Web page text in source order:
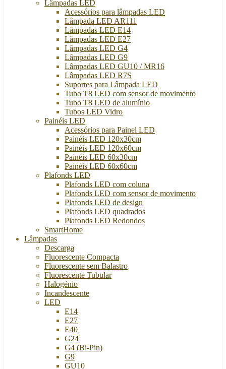
Lâmpadas LED
Acessórios para lâmpadas LED
Lâmpada LED AR111
Lâmpadas LED E14
Lâmpadas LED E27
Lâmpadas LED G4
Lâmpadas LED G9
Lâmpadas LED GU10 / MR16
Lâmpadas LED R7S
Suportes para Lâmpada LED
Tubo T8 LED com sensor de movimento
Tubo T8 LED de alumínio
Tubos LED Vidro
Painéis LED
Acessórios para Painel LED
Painéis LED 120x30cm
Painéis LED 120x60cm
Painéis LED 60x30cm
Painéis LED 60x60cm
Plafonds LED
Plafonds LED com coluna
Plafonds LED com sensor de movimento
Plafonds LED de design
Plafonds LED quadrados
Plafonds LED Redondos
SmartHome
Lâmpadas
Descarga
Fluorescente Compacta
Fluorescente sem Balastro
Fluorescente Tubular
Halogénio
Incandescente
LED
E14
E27
E40
G24
G4 (Bi-Pin)
G9
GU10